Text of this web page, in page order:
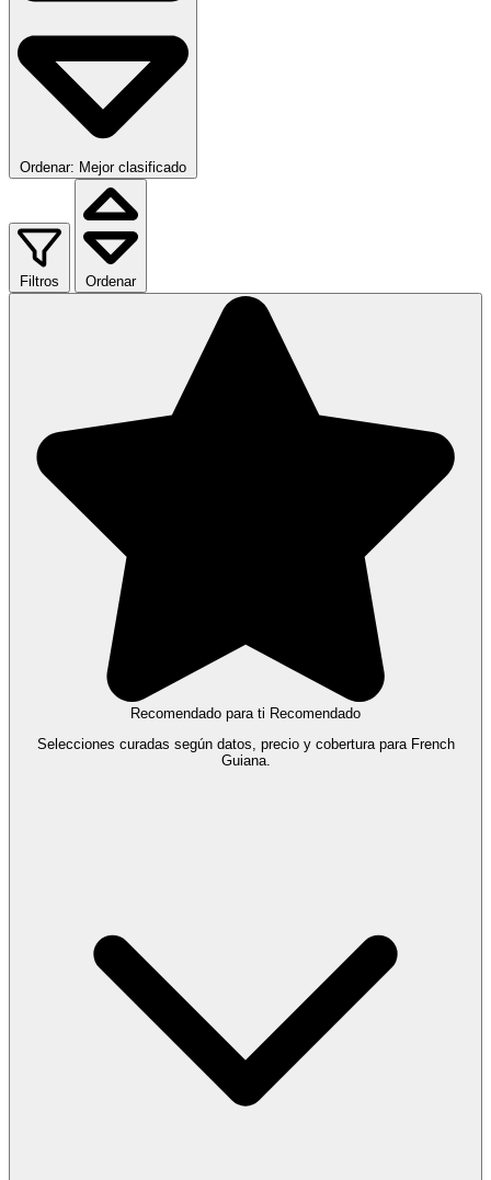
Ordenar: Mejor clasificado
Filtros Ordenar
Recomendado para ti Recomendado
Selecciones curadas según datos, precio y cobertura para French
Guiana.